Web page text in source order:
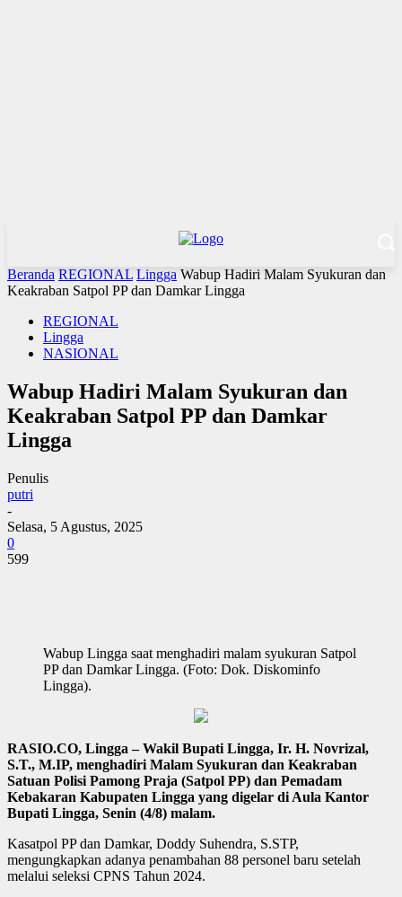
Beranda REGIONAL Lingga Wabup Hadiri Malam Syukuran dan
Keakraban Satpol PP dan Damkar Lingga
REGIONAL
Lingga
NASIONAL
Wabup Hadiri Malam Syukuran dan
Keakraban Satpol PP dan Damkar
Lingga
Penulis
putri
-
Selasa, 5 Agustus, 2025
0
599
Wabup Lingga saat menghadiri malam syukuran Satpol
PP dan Damkar Lingga. (Foto: Dok. Diskominfo
Lingga).
RASIO.CO, Lingga – Wakil Bupati Lingga, Ir. H. Novrizal,
S.T., M.IP, menghadiri Malam Syukuran dan Keakraban
Satuan Polisi Pamong Praja (Satpol PP) dan Pemadam
Kebakaran Kabupaten Lingga yang digelar di Aula Kantor
Bupati Lingga, Senin (4/8) malam.
Kasatpol PP dan Damkar, Doddy Suhendra, S.STP,
mengungkapkan adanya penambahan 88 personel baru setelah
melalui seleksi CPNS Tahun 2024.